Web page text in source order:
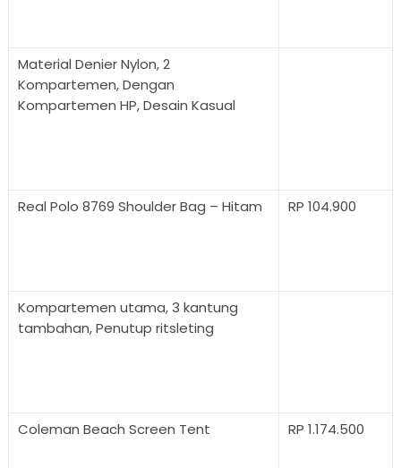
Material Denier Nylon, 2
Kompartemen, Dengan
Kompartemen HP, Desain Kasual
Real Polo 8769 Shoulder Bag – Hitam RP 104.900
Kompartemen utama, 3 kantung
tambahan, Penutup ritsleting
Coleman Beach Screen Tent RP 1.174.500